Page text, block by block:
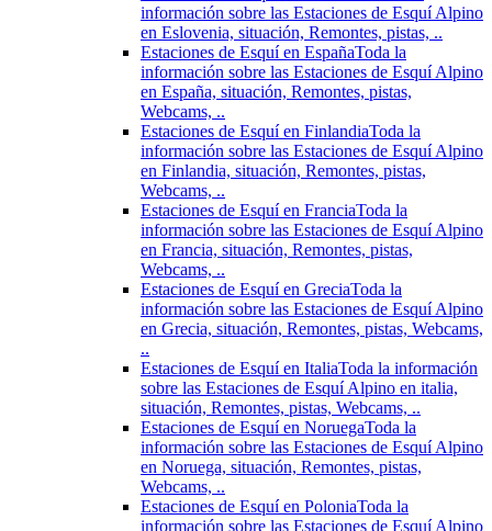
información sobre las Estaciones de Esquí Alpino
en Eslovenia, situación, Remontes, pistas, ..
Estaciones de Esquí en EspañaToda la
información sobre las Estaciones de Esquí Alpino
en España, situación, Remontes, pistas,
Webcams, ..
Estaciones de Esquí en FinlandiaToda la
información sobre las Estaciones de Esquí Alpino
en Finlandia, situación, Remontes, pistas,
Webcams, ..
Estaciones de Esquí en FranciaToda la
información sobre las Estaciones de Esquí Alpino
en Francia, situación, Remontes, pistas,
Webcams, ..
Estaciones de Esquí en GreciaToda la
información sobre las Estaciones de Esquí Alpino
en Grecia, situación, Remontes, pistas, Webcams,
..
Estaciones de Esquí en ItaliaToda la información
sobre las Estaciones de Esquí Alpino en italia,
situación, Remontes, pistas, Webcams, ..
Estaciones de Esquí en NoruegaToda la
información sobre las Estaciones de Esquí Alpino
en Noruega, situación, Remontes, pistas,
Webcams, ..
Estaciones de Esquí en PoloniaToda la
información sobre las Estaciones de Esquí Alpino